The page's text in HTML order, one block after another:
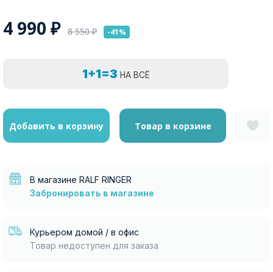
4 990 ₽ 8 550₽ -41%
1+1=3 НА ВСЁ
Добавить в корзину Товар в корзине
В магазине RALF RINGER
Забронировать в магазине
Курьером домой / в офис
Товар недоступен для заказа